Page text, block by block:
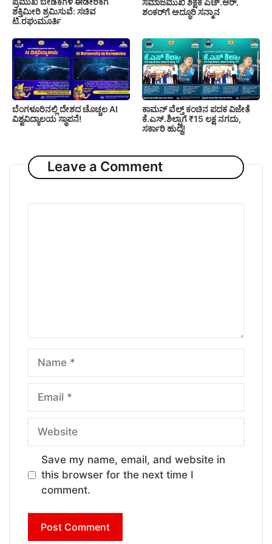
ಶಕ್ತಿಮೀರಿ ಶ್ರಮಿಸುವೆ: ಸಚಿವ
ಟಿ.ರಘುಮೂರ್ತಿ
ಶಂಕರ್‌ಗೆ ಅದ್ಧೂರಿ ಸನ್ಮಾನ
ಬೆಂಗಳೂರಿನಲ್ಲಿ ದೇಶದ ಚೊಚ್ಚಲ AI
ವಿಶ್ವವಿದ್ಯಾಲಯ ಸ್ಥಾಪನೆ!
ಕಾಮನ್ ವೆಲ್ತ್ ಕಂಚಿನ ಪದಕ ವಿಜೇತೆ
ಕೆ.ಎಸ್.ಶಿಲ್ಪಾಗೆ ₹15 ಲಕ್ಷ ನಗದು,
ಸರ್ಕಾರಿ ಹುದ್ದೆ!
Leave a Comment
Save my name, email, and website in
this browser for the next time I
comment.